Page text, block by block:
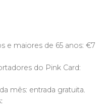
e maiores de 65 anos: €7
do Pink Card:
mês: entrada gratuita.